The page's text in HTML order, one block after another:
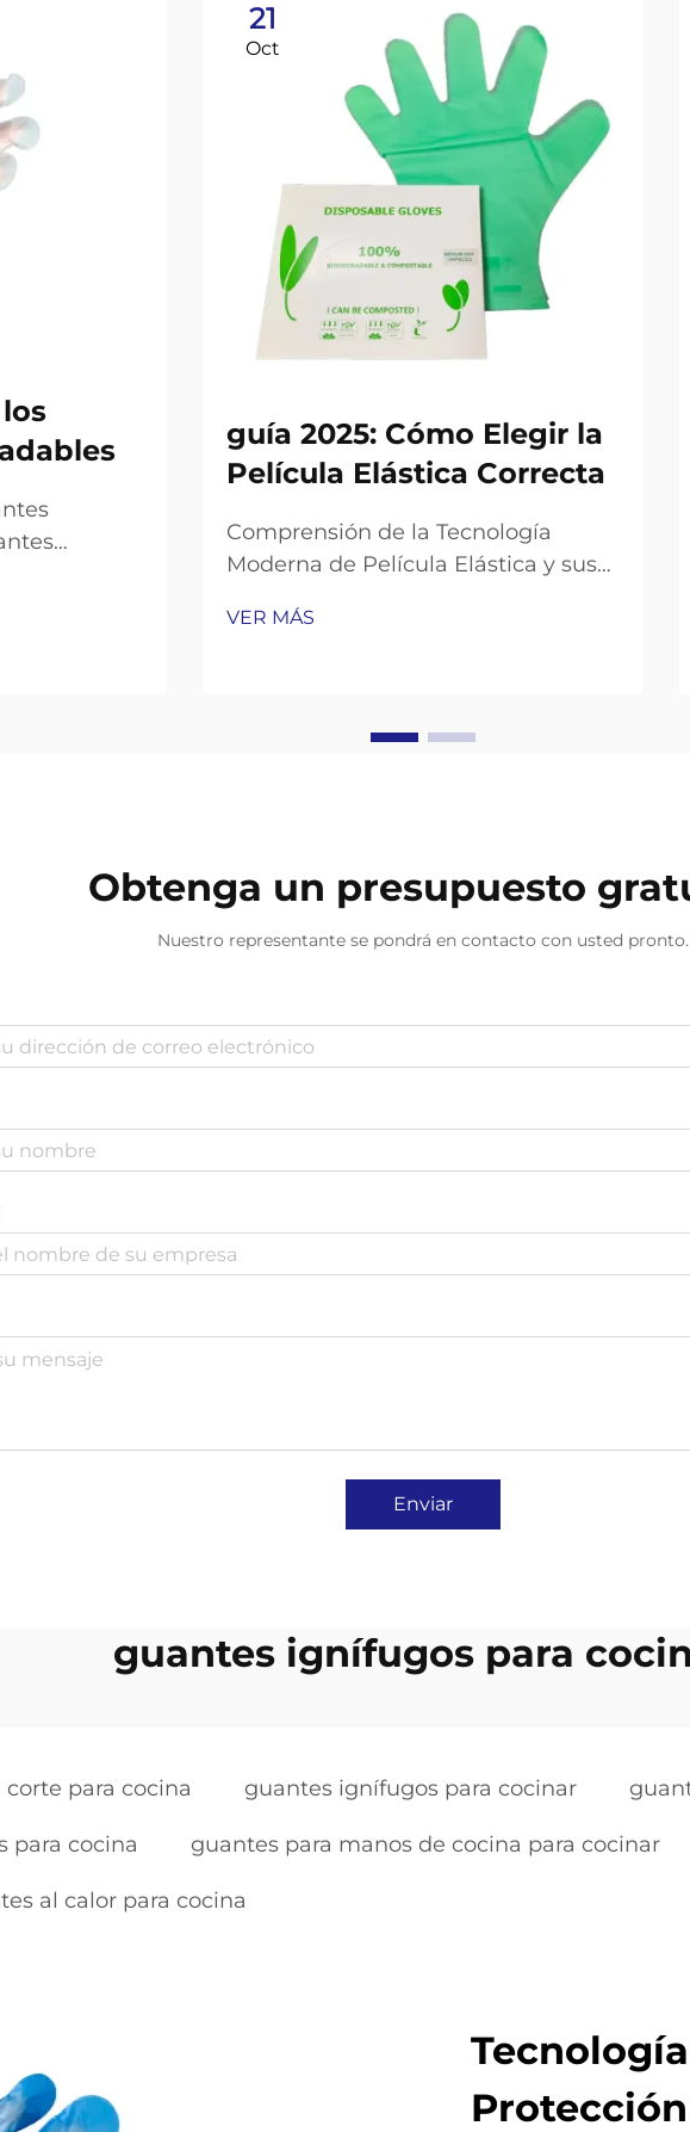
21
Oct
guía 2025: Cómo Elegir la
Película Elástica Correcta
Comprensión de la Tecnología
Moderna de Película Elástica y sus
soluciones de empaque continúa
VER MÁS
Obtenga un presupuesto
Nuestro representante se pondrá en contacto con usted pronto.
Enviar
guantes ignífugos para
para cocina guantes ignífugos para cocinar
para cocina guantes para manos de cocina para cocinar
al calor para cocina